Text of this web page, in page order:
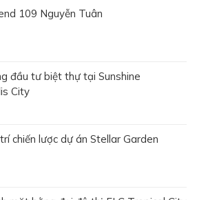
109 Nguyễn Tuân
đầu tư biệt thự tại Sunshine
City
chiến lược dự án Stellar Garden